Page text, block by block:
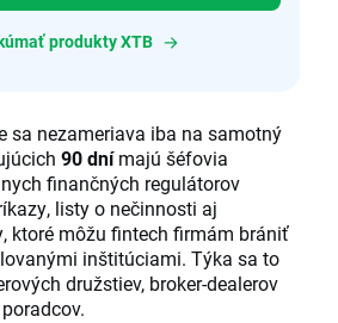
produkty XTB
sa nezameriava iba na samotný
90 dnímajú šéfovia
finančných regulátorov
listy o nečinnosti aj
ktoré môžu fintech firmám brániť
inštitúciami. Týka sa to
družstiev, broker-dealerov